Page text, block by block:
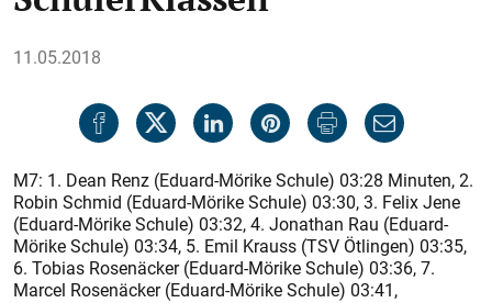
11.05.2018
M7: 1. Dean Renz (Eduard-Mörike Schule) 03:28 Minuten, 2.
Robin Schmid (Eduard-Mörike Schule) 03:30, 3. Felix Jene
(Eduard-Mörike Schule) 03:32, 4. Jonathan Rau (Eduard-
Mörike Schule) 03:34, 5. Emil Krauss (TSV Ötlingen) 03:35,
6. Tobias Rosenäcker (Eduard-Mörike Schule) 03:36, 7.
Marcel Rosenäcker (Eduard-Mörike Schule) 03:41,